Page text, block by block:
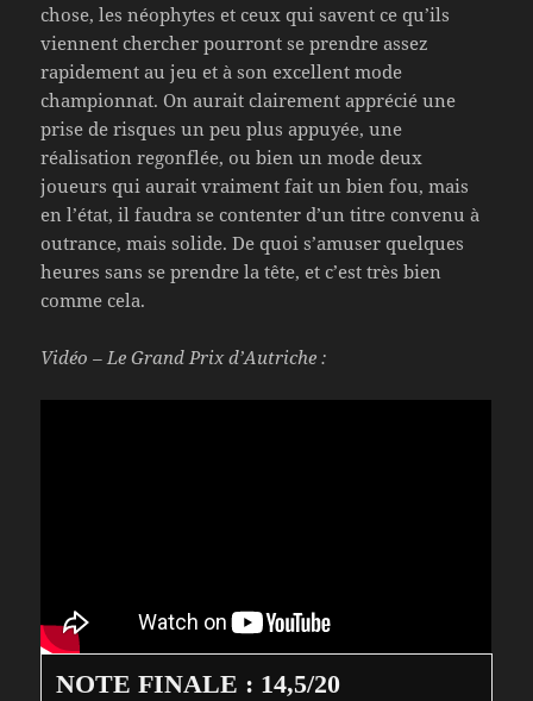
chose, les néophytes et ceux qui savent ce qu’ils
viennent chercher pourront se prendre assez
rapidement au jeu et à son excellent mode
championnat. On aurait clairement apprécié une
prise de risques un peu plus appuyée, une
réalisation regonflée, ou bien un mode deux
joueurs qui aurait vraiment fait un bien fou, mais
en l’état, il faudra se contenter d’un titre convenu à
outrance, mais solide. De quoi s’amuser quelques
heures sans se prendre la tête, et c’est très bien
comme cela.
Vidéo – Le Grand Prix d’Autriche :
NOTE FINALE : 14,5/20